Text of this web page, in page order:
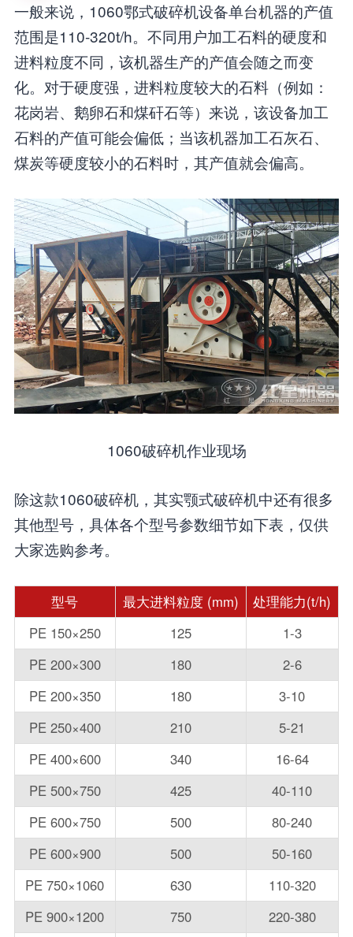
一般来说，1060鄂式破碎机设备单台机器的产值
范围是110-320t/h。不同用户加工石料的硬度和
进料粒度不同，该机器生产的产值会随之而变
化。对于硬度强，进料粒度较大的石料（例如：
花岗岩、鹅卵石和煤矸石等）来说，该设备加工
石料的产值可能会偏低；当该机器加工石灰石、
煤炭等硬度较小的石料时，其产值就会偏高。
1060破碎机作业现场
除这款1060破碎机，其实颚式破碎机中还有很多
其他型号，具体各个型号参数细节如下表，仅供
大家选购参考。
型号 最大进料粒度 (mm)
处理能力(t/h)
PE 150×250
125
1-3
PE 200×300
180
2-6
PE 200×350
180
3-10
PE 250×400
210
5-21
PE 400×600
340
16-64
PE 500×750
425
40-110
PE 600×750
500
80-240
PE 600×900
500
50-160
PE 750×1060
630
110-320
PE 900×1200
750
220-380